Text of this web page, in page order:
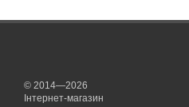
© 2014—2026
Інтернет-магазин